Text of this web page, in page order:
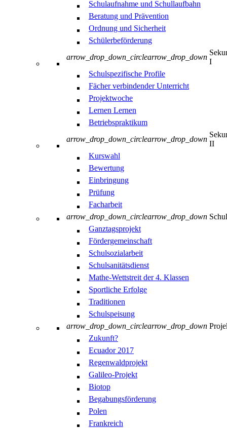
Schulaufnahme und Schullaufbahn
Beratung und Prävention
Ordnung und Sicherheit
Schülerbeförderung
arrow_drop_down_circlearrow_drop_down
I
Schulspezifische Profile
Fächer verbindender Unterricht
Projektwoche
Lernen Lernen
Betriebspraktikum
arrow_drop_down_circlearrow_drop_down
II
Kurswahl
Bewertung
Einbringung
Prüfung
Facharbeit
arrow_drop_down_circlearrow_drop_down
Ganztagsprojekt
Fördergemeinschaft
Schulsozialarbeit
Schulsanitätsdienst
Mathe-Wettstreit der 4. Klassen
Sportliche Erfolge
Traditionen
Schulspeisung
arrow_drop_down_circlearrow_drop_down
Zukunft?
Ecuador 2017
Regenwaldprojekt
Galileo-Projekt
Biotop
Begabungsförderung
Polen
Frankreich